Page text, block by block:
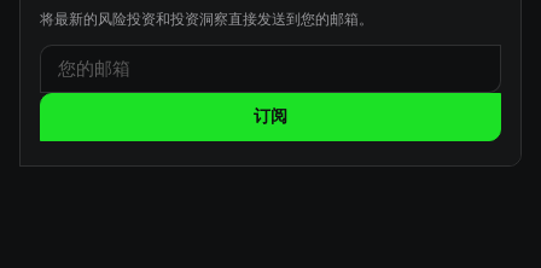
将最新的风险投资和投资洞察直接发送到您的邮箱。
订阅